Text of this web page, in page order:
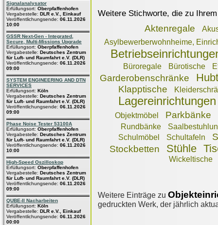
Signalanalysator
Erfüllungsort: Oberpfaffenhofen
Vergabestelle: DLR e.V., Einkauf
Veröffentlichungsende: 06.11.2026
10:00
GSSR Next-Gen - Integrated,
Secure, Multi-Missions Upgrade
Erfüllungsort: Oberpfaffenhofen
Vergabestelle: Deutsches Zentrum
für Luft- und Raumfahrt e.V. (DLR)
Veröffentlichungsende: 06.11.2026
09:00
SYSTEM ENGINEERING AND DTN
SERVICES
Erfüllungsort: Köln
Vergabestelle: Deutsches Zentrum
für Luft- und Raumfahrt e.V. (DLR)
Veröffentlichungsende: 06.11.2026
09:00
Phase Noise Tester 53100A
Erfüllungsort: Oberpfaffenhofen
Vergabestelle: Deutsches Zentrum
für Luft- und Raumfahrt e.V. (DLR)
Veröffentlichungsende: 06.11.2026
10:00
High-Speed Oszilloskop
Erfüllungsort: Oberpfaffenhofen
Vergabestelle: Deutsches Zentrum
für Luft- und Raumfahrt e.V. (DLR)
Veröffentlichungsende: 06.11.2026
09:00
QUBE-II Nacharbeiten
Erfüllungsort: Köln
Vergabestelle: DLR e.V., Einkauf
Veröffentlichungsende: 06.11.2026
00:00
Weitere Stichworte, die zu
Aktenregale
Asylbewerberwohnheime,
Büroregale Bürotische
Garderobenschränke
Klapptische
Lagereinrichtungen
Objektmöbel Parkbänke
Rundbänke
Schulmöbel
Schultafeln
Stockbetten
Stühle
Wickeltische
Weitere Einträge zu
gedruckten Werk, der jährlich